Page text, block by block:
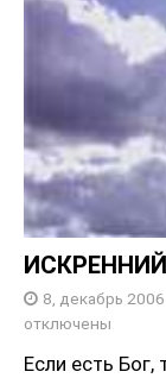
8, декабрь 2006
отключены
Если есть